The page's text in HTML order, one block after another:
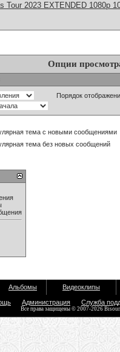
Tour 2023 EXTENDED 1080p
Опции
Порядок
тема с новыми сообщениями
тема без новых сообщений
Альбомы Видеоклипы
Администрация Служба
Все права защищены © 2007-2026